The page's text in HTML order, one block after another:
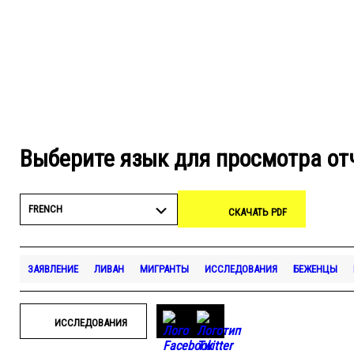
Выберите язык для просмотра
FRENCH СКАЧАТЬ PDF
ЗАЯВЛЕНИЕ ЛИВАН МИГРАНТЫ ИССЛЕДОВАНИЯ БЕЖЕНЦЫ
ИССЛЕДОВАНИЯ